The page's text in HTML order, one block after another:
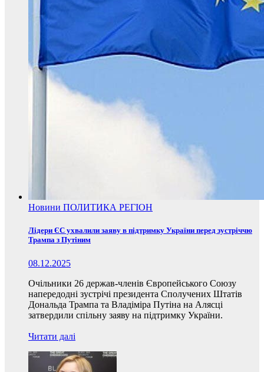
Новини ПОЛИТИКА РЕГІОН
Лідери ЄС ухвалили заяву в підтримку України перед зустріччю
Трампа з Путіним
08.12.2025
Очільники 26 держав-членів Європейського Союзу
напередодні зустрічі президента Сполучених Штатів
Дональда Трампа та Владіміра Путіна на Алясці
затвердили спільну заяву на підтримку України.
Читати далі